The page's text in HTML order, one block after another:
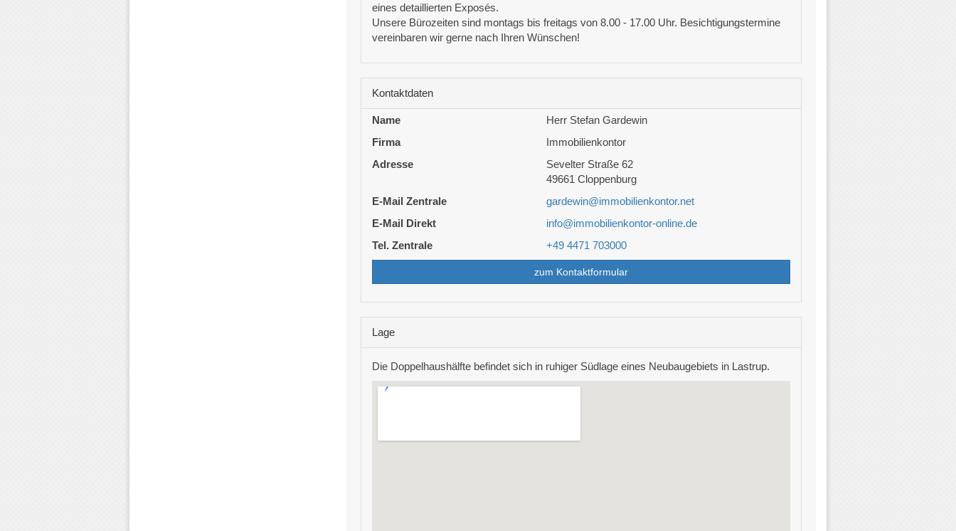
eines detaillierten Exposés.
Unsere Bürozeiten sind montags bis freitags von 8.00 - 17.00 Uhr. Besichtigungstermine
vereinbaren wir gerne nach Ihren Wünschen!
Kontaktdaten
Name
Herr Stefan Gardewin
Firma
Immobilienkontor
Adresse
Sevelter Straße 62
49661 Cloppenburg
E-Mail Zentrale
gardewin@immobilienkontor.net
E-Mail Direkt
info@immobilienkontor-online.de
Tel. Zentrale
+49 4471 703000
zum Kontaktformular
Lage
Die Doppelhaushälfte befindet sich in ruhiger Südlage eines Neubaugebiets in Lastrup.